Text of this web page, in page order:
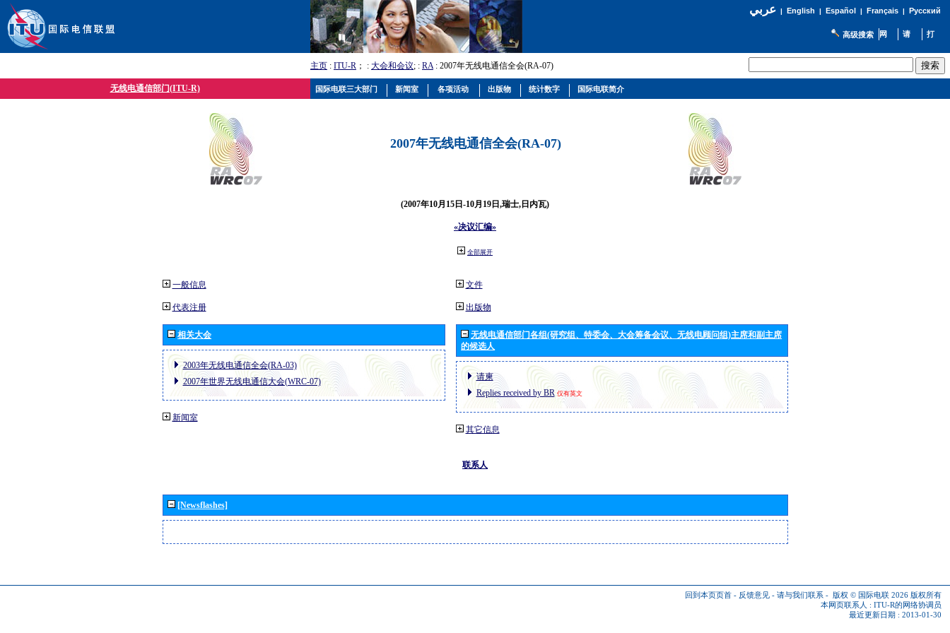
عربي| English | Español | Français| Русский
高级搜索
主页 : ITU-R ； : 大会和会议; : RA: 2007年无线电通信全会(RA-07)
无线电通信部门(ITU-R)
2007年无线电通信全会(RA-07)
(2007年10月15日-10月19日,瑞士,日内瓦)
«决议汇编»
全部展开
一般信息
代表注册
相关大会
2003年无线电通信全会(RA-03)
2007年世界无线电通信大会(WRC-07)
新闻室
文件
出版物
无线电通信部门各组(研究组、特委会、大会筹备会议、无线电顾问组)主席和副主席
的候选人
请柬
Replies received by BR 仅有英文
其它信息
联系人
[Newsflashes]
回到本页页首 - 反馈意见 - 请与我们联系 - 版权 © 国际电联 2026 版权所有
本网页联系人 : ITU-R的网络协调员
最近更新日期 : 2013-01-30
国际电联三大部门 新闻室 各项活动 出版物 统计数字 国际电联简介